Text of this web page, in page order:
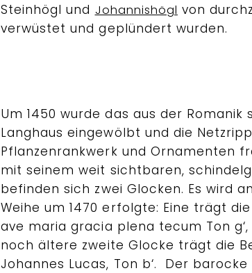
Steinhögl und Johannishögl von
verwüstet und geplündert wurden.
Um 1450 wurde das aus der Romanik
Langhaus eingewölbt und die
Pflanzenrankwerk und Ornamenten
mit seinem weit sichtbaren,
befinden sich zwei Glocken. Es wird
Weihe um 1470 erfolgte: Eine trägt
ave maria gracia plena tecum Ton
noch ältere zweite Glocke trägt die
Johannes Lucas, Ton b‘. Der